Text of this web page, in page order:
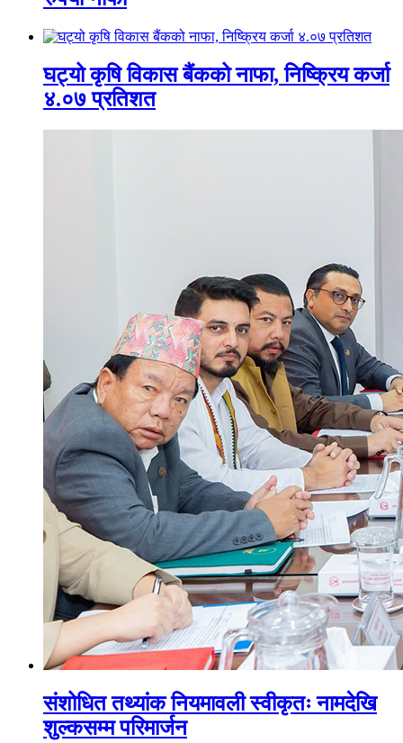
घट्यो कृषि विकास बैंकको नाफा, निष्क्रिय कर्जा
४.०७ प्रतिशत
संशोधित तथ्यांक नियमावली स्वीकृतः नामदेखि
शुल्कसम्म परिमार्जन